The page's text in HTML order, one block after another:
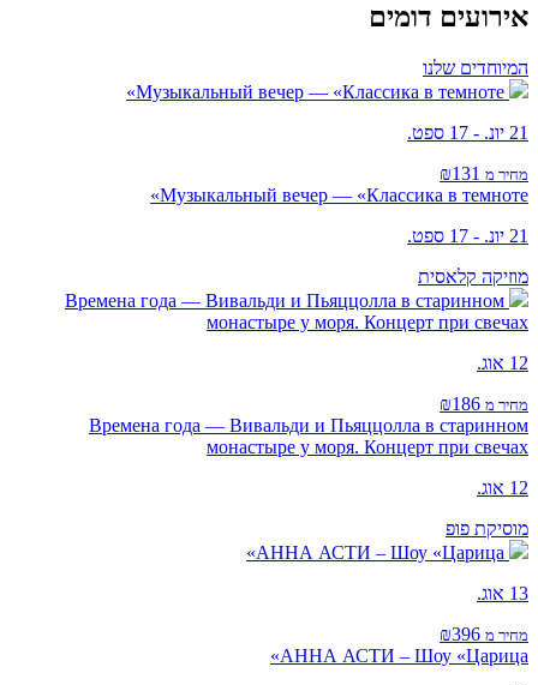
אירועים דומים
המיוחדים שלנו
Музыкальный вечер — «Классика в темноте»
21 יונ. - 17 ספט.
מחיר מ
Музыкальный вечер — «Классика в темноте»
21 יונ. - 17 ספט.
מוזיקה קלאסית
Времена года — Вивальди и Пьяццолла в старинном
монастыре у моря. Концерт при свечах
12 אוג.
מחיר מ
Времена года — Вивальди и Пьяццолла в старинном
монастыре у моря. Концерт при свечах
12 אוג.
מוסיקת פופ
АННА АСТИ – Шоу «Царица»
13 אוג.
מחיר מ
АННА АСТИ – Шоу «Царица»